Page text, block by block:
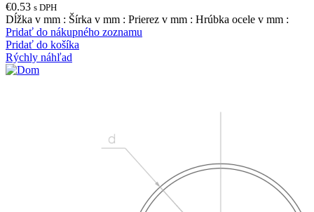
€0.53 s DPH
Dĺžka v mm : Šírka v mm : Prierez v mm : Hrúbka ocele v mm :
Pridať do nákupného zoznamu
Pridať do košíka
Rýchly náhľad